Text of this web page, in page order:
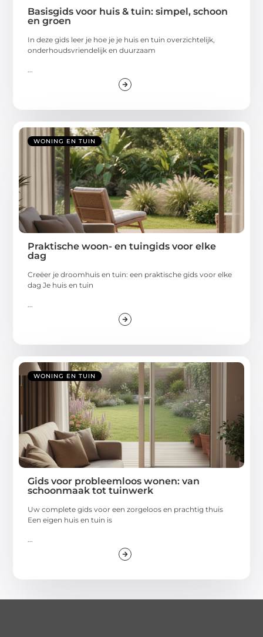
Basisgids voor huis & tuin: simpel, schoon
en groen
In deze gids leer je hoe je je huis en tuin overzichtelijk,
onderhoudsvriendelijk en duurzaam
WONING EN TUIN
Praktische woon- en tuingids voor elke
dag
Creëer je droomhuis en tuin: een praktische gids voor elke
dag Je huis en tuin
WONING EN TUIN
Gids voor probleemloos wonen: van
schoonmaak tot tuinwerk
Uw complete gids voor een zorgeloos en prachtig thuis
Een eigen huis en tuin is